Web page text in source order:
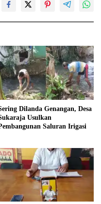
Dilanda Genangan, Desa
Usulkan
Saluran Irigasi